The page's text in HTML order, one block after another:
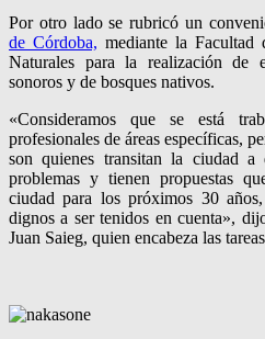
Por otro lado se rubricó un
de Córdoba, mediante la Facultad
Naturales para la realización de
sonoros y de bosques nativos.
«Consideramos que se está
profesionales de áreas específicas,
son quienes transitan la ciudad
problemas y tienen propuestas
ciudad para los próximos 30
dignos a ser tenidos en cuenta»,
Juan Saieg, quien encabeza las